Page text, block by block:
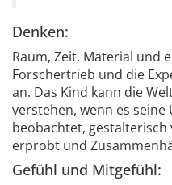
Denken:
Raum, Zeit, Material und
Forschertrieb und die
an. Das Kind kann die
verstehen, wenn es
beobachtet,
erprobt und
Gefühl und Mitgefühl: